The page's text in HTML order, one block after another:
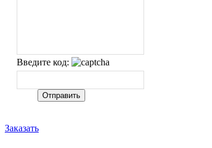
Введите код:
Заказать